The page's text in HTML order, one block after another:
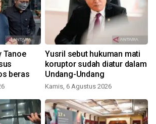
Tanoe
beras
Yusril sebut hukuman mati
koruptor sudah diatur dalam
Undang-Undang
Kamis, 6 Agustus 2026